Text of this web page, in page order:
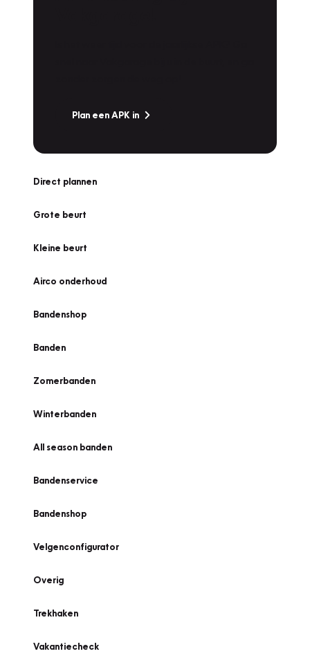
Plan een APK in
Direct plannen
Grote beurt
Kleine beurt
Airco onderhoud
Bandenshop
Banden
Zomerbanden
Winterbanden
All season banden
Bandenservice
Bandenshop
Velgenconfigurator
Overig
Trekhaken
Vakantiecheck